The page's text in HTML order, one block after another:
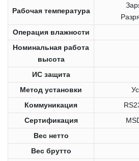
Рабочая температура
Операция влажности
Номинальная работа
высота
ИС защита
Метод установки
Коммуникация
Сертификация
Вес нетто
Вес брутто